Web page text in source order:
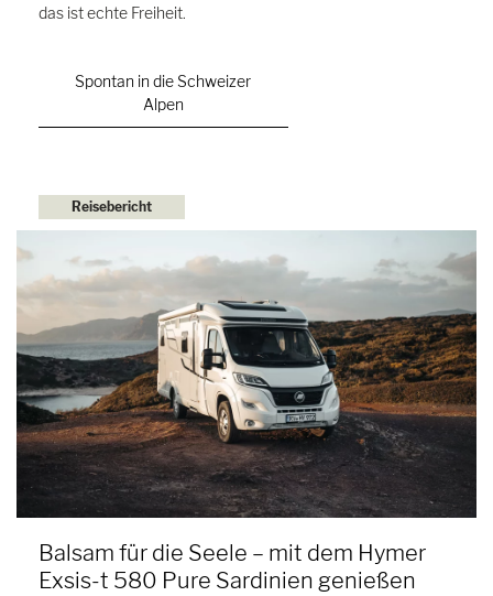
das ist echte Freiheit.
Spontan in die Schweizer
Alpen
Reisebericht
Balsam für die Seele – mit dem Hymer
Exsis-t 580 Pure Sardinien genießen